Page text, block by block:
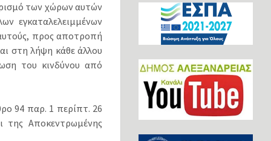
των χώρων αυτών
εγκαταλελειμμένων
προς αποτροπή
στη λήψη κάθε άλλου
του κινδύνου από
94 παρ. 1 περίπτ. 26
της Αποκεντρωμένης